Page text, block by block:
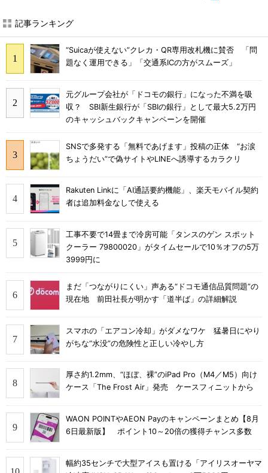
記事ランキング
“Suicaが使えない”クレカ・QR専用改札機に賛否 「問
題なく運用できる」「交通系ICの方がスムーズ」
元グループ会社が「ドコモの銀行」になった不満を吸
収？ SBI新生銀行が「SBIの銀行」として最大5.2万円
のキャッシュバックキャンペーンを開催
SNSで多発する「無料であげます」投稿の正体 “お涙
ちょうだい”で偽サイトやLINEへ誘導するカラクリ
Rakuten Linkに「AI通話要約機能」、楽天モバイル契約
者は追加料金なしで使える
工事不要で14畳まで冷房可能「タンスのゲン スポット
クーラー 79800020」がタイムセールで10％オフの5万
3999円に
まだ「つながりにくい」声ある“ドコモ通信品質問題”の
現在地 前田社長が明かす「道半ば」の詳細解説
スマホの「エアコン冷却」がダメなワケ 猛暑日にやり
がちな“水没”の危険性と正しい冷やし方
厚さ約1.2mm、“ほぼ、裸”のiPad Pro（M4／M5）向け
ケース「The Frost Air」発売 ケースフィニットから
WAON POINTやAEON Payのキャンペーンまとめ【8月
6日最新版】 ポイント10～20倍の獲得チャンス多数
幅約35センチで大型アイスも置ける「アイリスオーヤマ